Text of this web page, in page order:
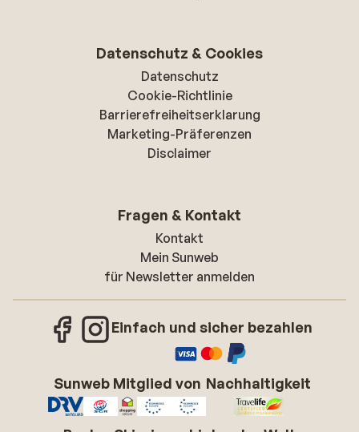
Datenschutz & Cookies
Datenschutz
Cookie-Richtlinie
Barrierefreiheitserklarung
Marketing-Präferenzen
Disclaimer
Fragen & Kontakt
Kontakt
Mein Sunweb
für Newsletter anmelden
Einfach und sicher bezahlen
Sunweb Mitglied von Nachhaltigkeit